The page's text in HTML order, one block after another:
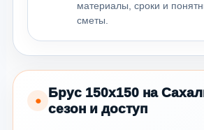
материалы, сроки и
сметы.
●
Брус 150х150 на
сезон и доступ